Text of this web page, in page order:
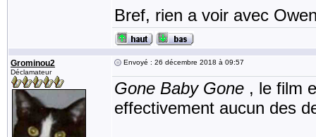
Bref, rien a voir avec
Grominou2
Déclamateur
Envoyé : 26 décembre 2018 à 09:57
Gone Baby Gone , le film
effectivement aucun des